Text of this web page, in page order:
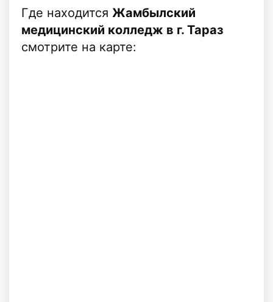
Где находится Жамбылский
медицинский колледж в г. Тараз
смотрите на карте: